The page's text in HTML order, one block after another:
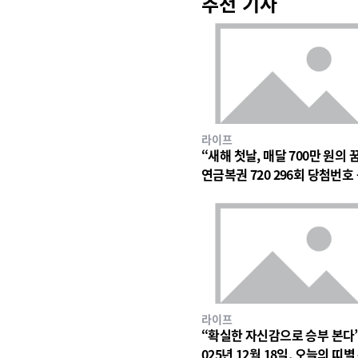
라이프
“새해 첫날, 매달 700만 원의
연금복권 720 296회 당첨번호
라이프
“확실한 자신감으로 승부 본
025년 12월 18일, 오늘의 띠별